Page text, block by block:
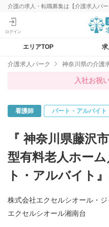
介護の求人・転職募集は【介護求人パー
エリアTOP
介護求人パーク 神奈川県の介護
入社お祝
看護師 パート・アルバイト
『 神奈川県藤沢
型有料老人ホー
ト・アルバイト
株式会社エクセルシオール・
エクセルシオール湘南台